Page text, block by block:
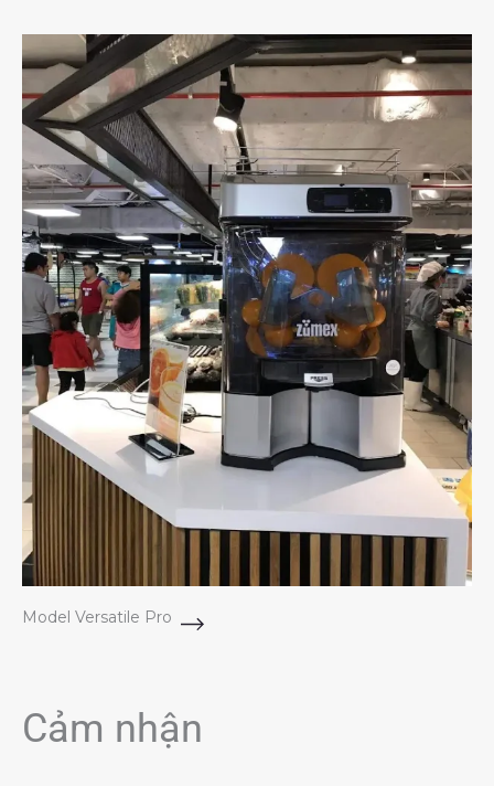
Model Versatile Pro
Cảm nhận